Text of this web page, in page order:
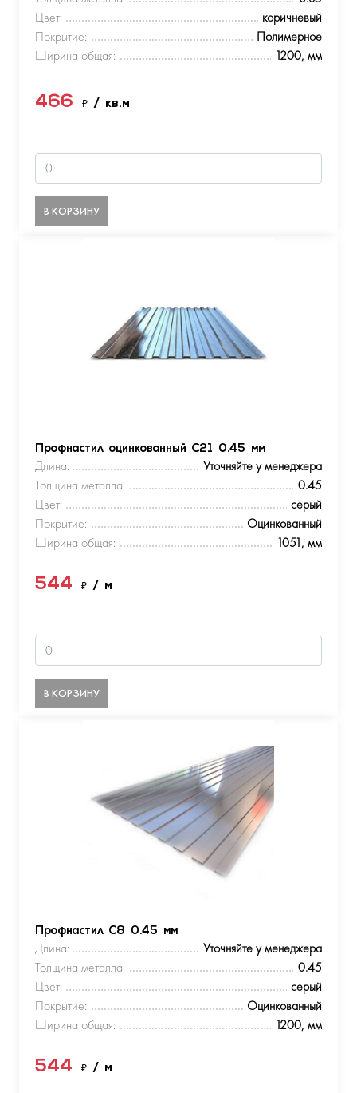
Цвет:
коричневый
Покрытие:
Полимерное
Ширина общая:
1200, мм
466 ₽ / кв.м
В КОРЗИНУ
Профнастил оцинкованный С21 0.45 мм
Длина:
Уточняйте у менеджера
Толщина металла:
0.45
Цвет:
серый
Покрытие:
Оцинкованный
Ширина общая:
1051, мм
544 ₽ / м
В КОРЗИНУ
Профнастил С8 0.45 мм
Длина:
Уточняйте у менеджера
Толщина металла:
0.45
Цвет:
серый
Покрытие:
Оцинкованный
Ширина общая:
1200, мм
544 ₽ / м